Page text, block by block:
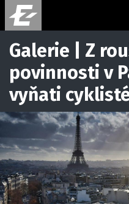
Galerie | Z
povinnosti v
vyňati